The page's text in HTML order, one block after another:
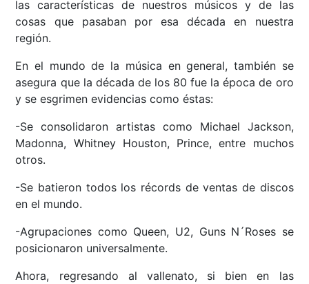
las características de nuestros músicos y de las
cosas que pasaban por esa década en nuestra
región.
En el mundo de la música en general, también se
asegura que la década de los 80 fue la época de oro
y se esgrimen evidencias como éstas:
-Se consolidaron artistas como Michael Jackson,
Madonna, Whitney Houston, Prince, entre muchos
otros.
-Se batieron todos los récords de ventas de discos
en el mundo.
-Agrupaciones como Queen, U2, Guns N´Roses se
posicionaron universalmente.
Ahora, regresando al vallenato, si bien en las